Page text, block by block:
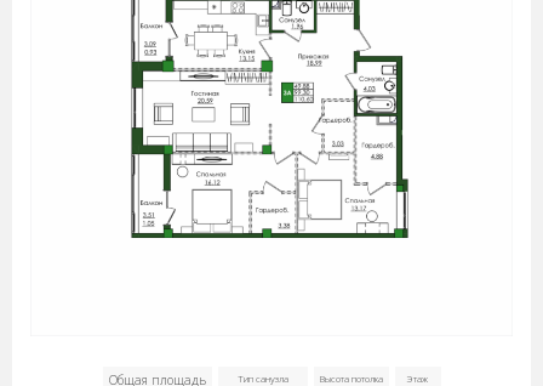
Общая площадь Тип санузла Высота потолка Этаж